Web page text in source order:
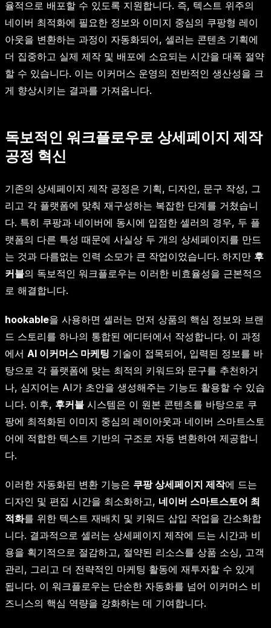
율적으로 배포할 수 있도록 지원합니다. 즉, 텍스트 위주의
네이버 최적화에 필요한 정보와 이미지 중심의 쿠팡형 레이
아웃을 변환하는 과정이 자동화되어, 셀러는 콘텐츠 기획에
더 집중하고 실제 제작 및 배포에 소요되는 시간을 대폭 절약
할 수 있습니다. 이는 이커머스 운영의 전반적인 생산성을 크
게 향상시키는 결과를 가져옵니다.
독보적인 워크플로우로 상세페이지 제작
공정 혁신
기존의 상세페이지 제작 공정은 기획, 디자인, 문구 작성, 그
리고 각 플랫폼에 맞춰 재구성하는 복잡한 단계를 거쳤습니
다. 특히 쿠팡과 네이버에 동시에 입점한 셀러의 경우, 두 플
랫폼의 다른 특성 때문에 사실상 두 개의 상세페이지를 만드
는 것과 다름없는 인력 소모가 큰 작업이었습니다. 하지만 후
커블의 독보적인 워크플로우는 이러한 비효율성을 근본적으
로 해결합니다.
hookable을 사용하면 셀러는 먼저 상품의 핵심 정보와 브랜
드 스토리를 하나의 통합된 에디터에서 작성합니다. 이 과정
에서 AI 이커머스 마케팅 기술이 접목되어, 입력된 정보를 바
탕으로 각 플랫폼에 맞는 최적의 키워드와 문구를 추천하거
나, 심지어는 AI가 초안을 생성해주는 기능도 활용할 수 있습
니다. 이후, 후커블 시스템은 이 원본 콘텐츠를 바탕으로 쿠
팡에 최적화된 이미지 중심의 레이아웃과 네이버 스마트스토
어에 적합한 텍스트 기반의 구조로 자동 변환하여 제공합니
다.
이러한 자동화된 변환 기능은 쿠팡 상세페이지 제작에 드는
디자인 및 편집 시간을 최소화하고, 네이버 스마트스토어 최
적화를 위한 텍스트 재배치 및 키워드 삽입 작업을 간소화합
니다. 결과적으로 셀러는 상세페이지 제작에 드는 시간과 비
용을 획기적으로 절감하고, 절약된 리소스를 상품 소싱, 고객
관리, 그리고 더 전략적인 마케팅 활동에 재투자할 수 있게
됩니다. 이 워크플로우는 단순한 자동화를 넘어 이커머스 비
즈니스의 핵심 역량을 강화하는 데 기여합니다.